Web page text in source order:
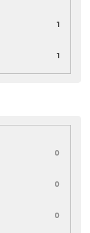
1
1
0
0
0